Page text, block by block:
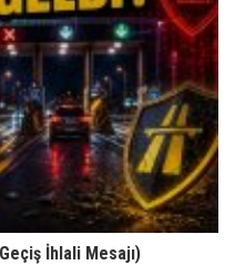
İhlali Mesajı)